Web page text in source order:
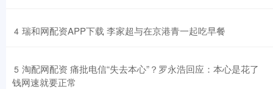
4 ​瑞和网配资APP下载 李家超与在京港青一起吃早餐
5 ​淘配网配资 痛批电信“失去本心”？罗永浩回应：本心是花了
钱网速就要正常